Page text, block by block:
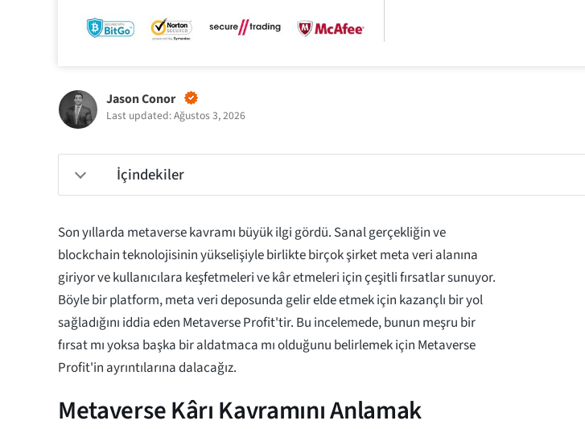
Jason Conor
Last updated: Ağustos 3, 2026
İçindekiler
Son yıllarda metaverse kavramı büyük ilgi gördü. Sanal gerçekliğin ve
blockchain teknolojisinin yükselişiyle birlikte birçok şirket meta veri alanına
giriyor ve kullanıcılara keşfetmeleri ve kâr etmeleri için çeşitli fırsatlar sunuyor.
Böyle bir platform, meta veri deposunda gelir elde etmek için kazançlı bir yol
sağladığını iddia eden Metaverse Profit'tir. Bu incelemede, bunun meşru bir
fırsat mı yoksa başka bir aldatmaca mı olduğunu belirlemek için Metaverse
Profit'in ayrıntılarına dalacağız.
Metaverse Kârı Kavramını Anlamak